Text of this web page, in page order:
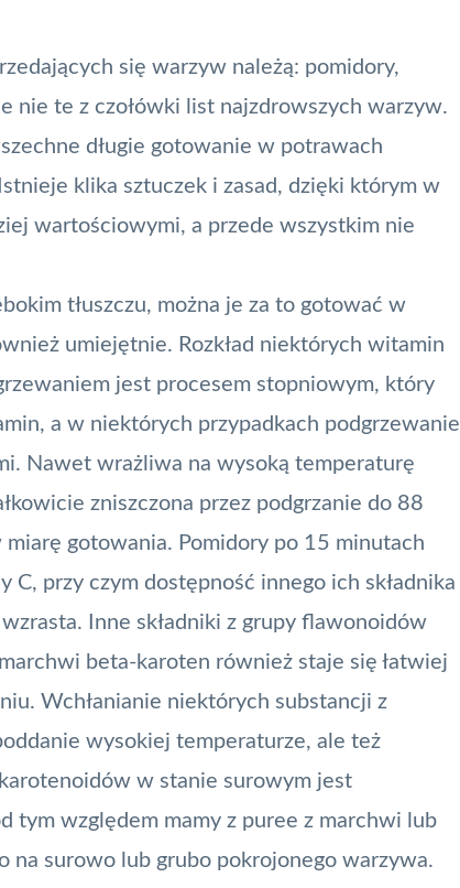
się warzyw należą: pomidory,
nie te z czołówki list najzdrowszych warzyw.
długie gotowanie w potrawach
klika sztuczek i zasad, dzięki którym w
wartościowymi, a przede wszystkim nie
tłuszczu, można je za to gotować w
umiejętnie. Rozkład niektórych witamin
jest procesem stopniowym, który
a w niektórych przypadkach podgrzewanie
Nawet wrażliwa na wysoką temperaturę
zniszczona przez podgrzanie do 88
gotowania. Pomidory po 15 minutach
przy czym dostępność innego ich składnika
Inne składniki z grupy flawonoidów
beta-karoten również staje się łatwiej
Wchłanianie niektórych substancji z
wysokiej temperaturze, ale też
w stanie surowym jest
tym względem mamy z puree z marchwi lub
na surowo lub grubo pokrojonego warzywa.